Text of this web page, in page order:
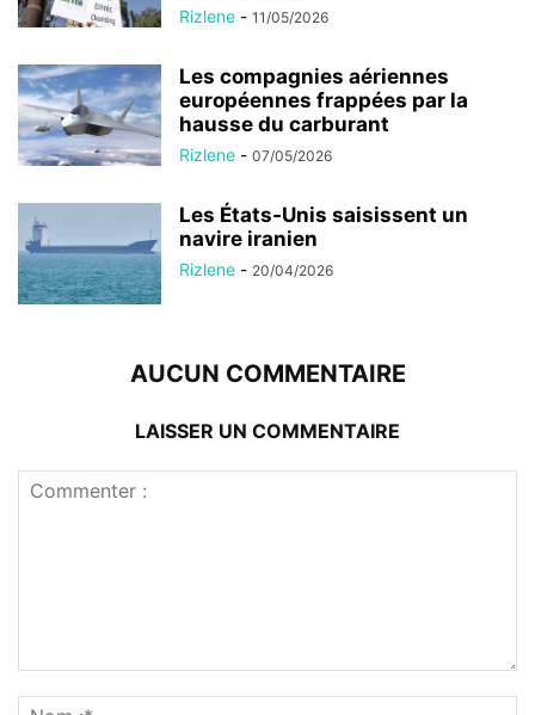
Rizlene - 11/05/2026
Les compagnies aériennes
européennes frappées par la
hausse du carburant
Rizlene - 07/05/2026
Les États-Unis saisissent un
navire iranien
Rizlene - 20/04/2026
AUCUN COMMENTAIRE
LAISSER UN COMMENTAIRE